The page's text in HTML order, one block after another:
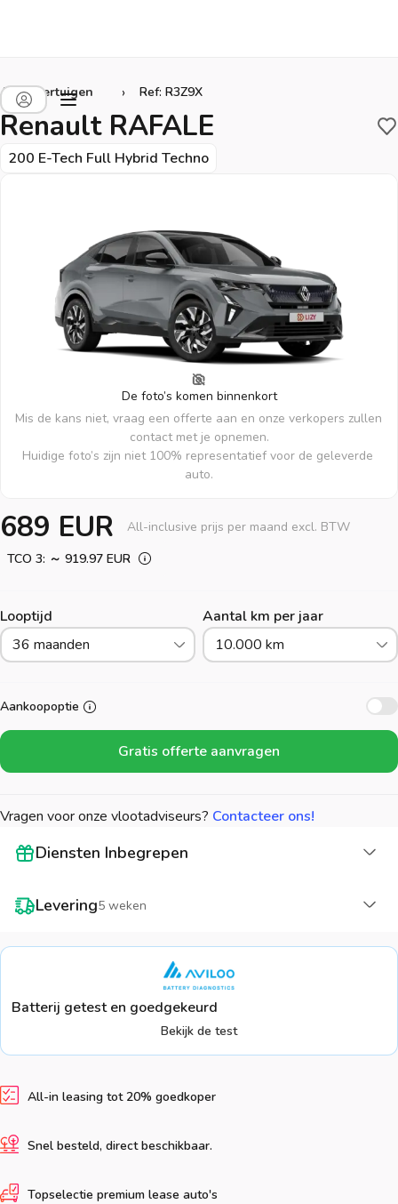
Alle voertuigen › Ref: R3Z9X
Renault RAFALE
200 E-Tech Full Hybrid Techno
De foto’s komen binnenkort
Mis de kans niet, vraag een offerte aan en onze verkopers zullen
contact met je opnemen.
Huidige foto’s zijn niet 100% representatief voor de geleverde
auto.
689 EUR
All-inclusive prijs per maand excl. BTW
TCO 3: ～ 919.97 EUR
Looptijd
36 maanden
Aantal km per jaar
10.000 km
Aankoopoptie
Gratis offerte aanvragen
Vragen voor onze vlootadviseurs? Contacteer ons!
Diensten Inbegrepen
Levering5 weken
Batterij getest en goedgekeurd
Bekijk de test
All-in leasing tot 20% goedkoper
Snel besteld, direct beschikbaar.
Topselectie premium lease auto's